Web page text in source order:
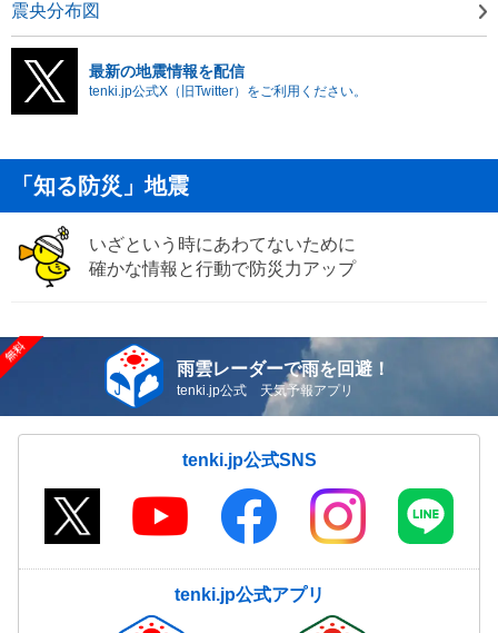
震央分布図
最新の地震情報を配信
tenki.jp公式X（旧Twitter）をご利用ください。
「知る防災」地震
いざという時にあわてないために
確かな情報と行動で防災力アップ
雨雲レーダーで雨を回避！
tenki.jp公式 天気予報アプリ
tenki.jp公式SNS
tenki.jp公式アプリ